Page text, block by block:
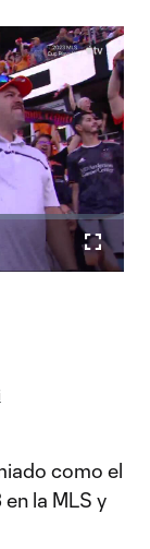
como el
la MLS y